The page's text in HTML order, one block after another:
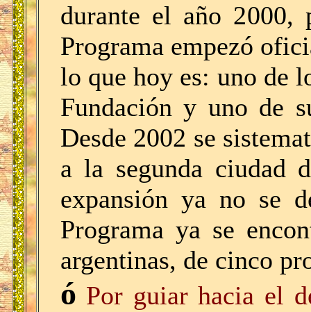
durante el año 2000,
Programa empezó
lo que hoy es: uno de
Fundación y uno de
Desde 2002 se
a la segunda ciudad
expansión ya no se
Programa ya se
argentinas, de cinco
ó Por guiar hacia el